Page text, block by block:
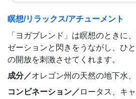
瞑想/リラックス/アチューメント
「ヨガブレンド」は瞑想のときに
ゼーションと閃きをうながし、ひ
の開放を刺激させてくれます。
成分／オレゴン州の天然の地下水
コンビネーション／ ロータス、キ